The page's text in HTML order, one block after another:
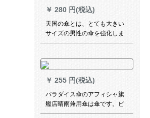
￥ 280 円(税込)
天国の傘とは、とても大きい
サイズの男性の傘を強化しま
す。三人のビジは一家で水を
￥ 255 円(税込)
パラダイス傘のアフィシャ旗
艦店晴雨兼用傘は傘です。ビ
ジネ傘は男女6〓蘭灰57 CM*8